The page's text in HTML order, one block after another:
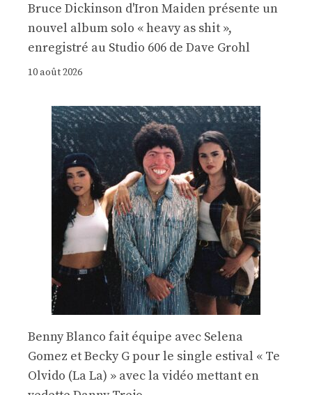
Bruce Dickinson d'Iron Maiden présente un
nouvel album solo « heavy as shit »,
enregistré au Studio 606 de Dave Grohl
10 août 2026
Benny Blanco fait équipe avec Selena
Gomez et Becky G pour le single estival « Te
Olvido (La La) » avec la vidéo mettant en